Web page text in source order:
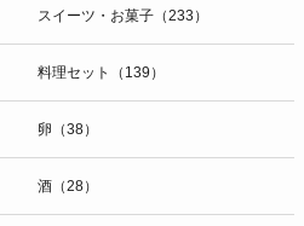
スイーツ・お菓子（233）
料理セット（139）
卵（38）
酒（28）